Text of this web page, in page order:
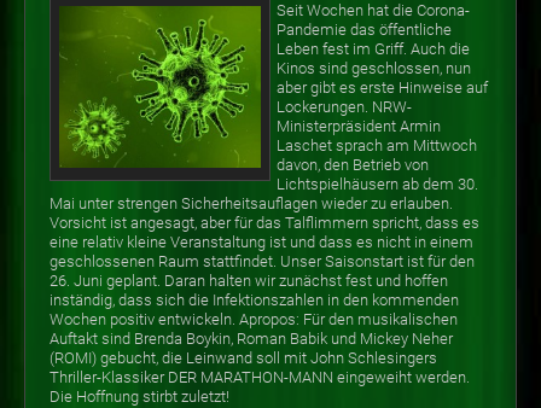
Seit Wochen hat die Corona-
Pandemie das öffentliche
Leben fest im Griff. Auch die
Kinos sind geschlossen, nun
aber gibt es erste Hinweise auf
Lockerungen. NRW-
Ministerpräsident Armin
Laschet sprach am Mittwoch
davon, den Betrieb von
Lichtspielhäusern ab dem 30.
Mai unter strengen Sicherheitsauflagen wieder zu erlauben.
Vorsicht ist angesagt, aber für das Talflimmern spricht, dass es
eine relativ kleine Veranstaltung ist und dass es nicht in einem
geschlossenen Raum stattfindet. Unser Saisonstart ist für den
26. Juni geplant. Daran halten wir zunächst fest und hoffen
inständig, dass sich die Infektionszahlen in den kommenden
Wochen positiv entwickeln. Apropos: Für den musikalischen
Auftakt sind Brenda Boykin, Roman Babik und Mickey Neher
(ROMI) gebucht, die Leinwand soll mit John Schlesingers
Thriller-Klassiker DER MARATHON-MANN eingeweiht werden.
Die Hoffnung stirbt zuletzt!